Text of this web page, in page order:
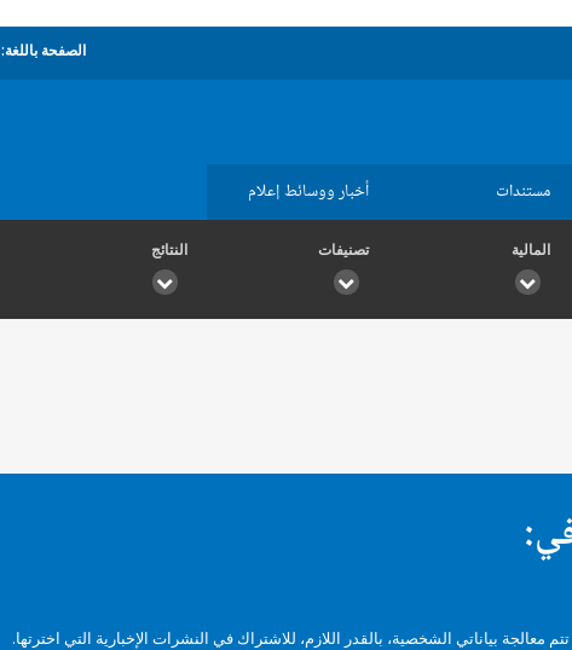
الصفحة باللغة:
مستندات أخبار ووسائط إعلام
المالية تصنيفات النتائج
معالجة بياناتي الشخصية، بالقدر اللازم، للاشتراك في النشرات الإخبارية التي اخترتها.